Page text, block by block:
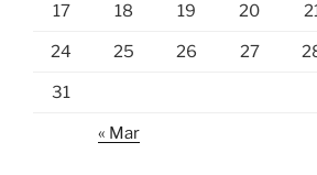
17 18 19 20
24 25 26 27
31
« Mar